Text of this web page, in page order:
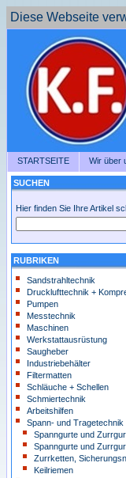
Diese Webseite
STARTSEITE Wir über
SUCHEN
Hier finden Sie Ihre Artikel
RUBRIKEN
Sandstrahltechnik
Drucklufttechnik +
Pumpen
Messtechnik
Maschinen
Werkstattausrüstung
Saugheber
Industriebehälter
Filtermatten
Schläuche + Schellen
Schmiertechnik
Arbeitshilfen
Spann- und Tragetechnik
Spanngurte und
Spanngurte und
Zurrketten,
Keilriemen